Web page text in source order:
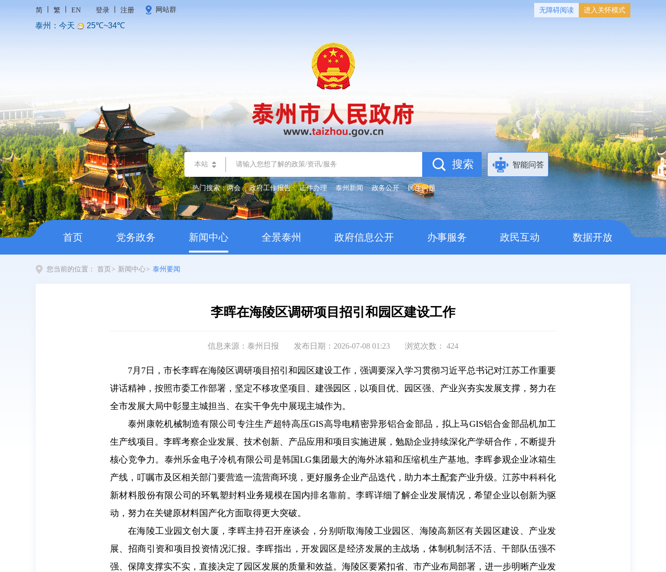
简 繁 EN 登录 注册 网站群 无障碍阅读 进入关怀模式
本站 智能问答
热门搜索：两会 政府工作报告 证件办理 泰州新闻 政务公开 民生问题
首页 党务政务 新闻中心 全景泰州 政府信息公开 办事服务 政民互动 数据开放
您当前的位置： 首页 > 新闻中心> 泰州要闻
李晖在海陵区调研项目招引和园区建设工作
信息来源：泰州日报 发布日期：2026-07-08 01:23 浏览次数： 424
7月7日，市长李晖在海陵区调研项目招引和园区建设工作，强调要深入学习贯彻习近平总书记对江苏工作重要
讲话精神，按照市委工作部署，坚定不移攻坚项目、建强园区，以项目优、园区强、产业兴夯实发展支撑，努力在
全市发展大局中彰显主城担当、在实干争先中展现主城作为。
泰州康乾机械制造有限公司专注生产超特高压GIS高导电精密异形铝合金部品，拟上马GIS铝合金部品机加工
生产线项目。李晖考察企业发展、技术创新、产品应用和项目实施进展，勉励企业持续深化产学研合作，不断提升
核心竞争力。泰州乐金电子冷机有限公司是韩国LG集团最大的海外冰箱和压缩机生产基地。李晖参观企业冰箱生
产线，叮嘱市及区相关部门要营造一流营商环境，更好服务企业产品迭代，助力本土配套产业升级。江苏中科科化
新材料股份有限公司的环氧塑封料业务规模在国内排名靠前。李晖详细了解企业发展情况，希望企业以创新为驱
动，努力在关键原材料国产化方面取得更大突破。
在海陵工业园文创大厦，李晖主持召开座谈会，分别听取海陵工业园区、海陵高新区有关园区建设、产业发
展、招商引资和项目投资情况汇报。李晖指出，开发园区是经济发展的主战场，体制机制活不活、干部队伍强不
强、保障支撑实不实，直接决定了园区发展的质量和效益。海陵区要紧扣省、市产业布局部署，进一步明晰产业发